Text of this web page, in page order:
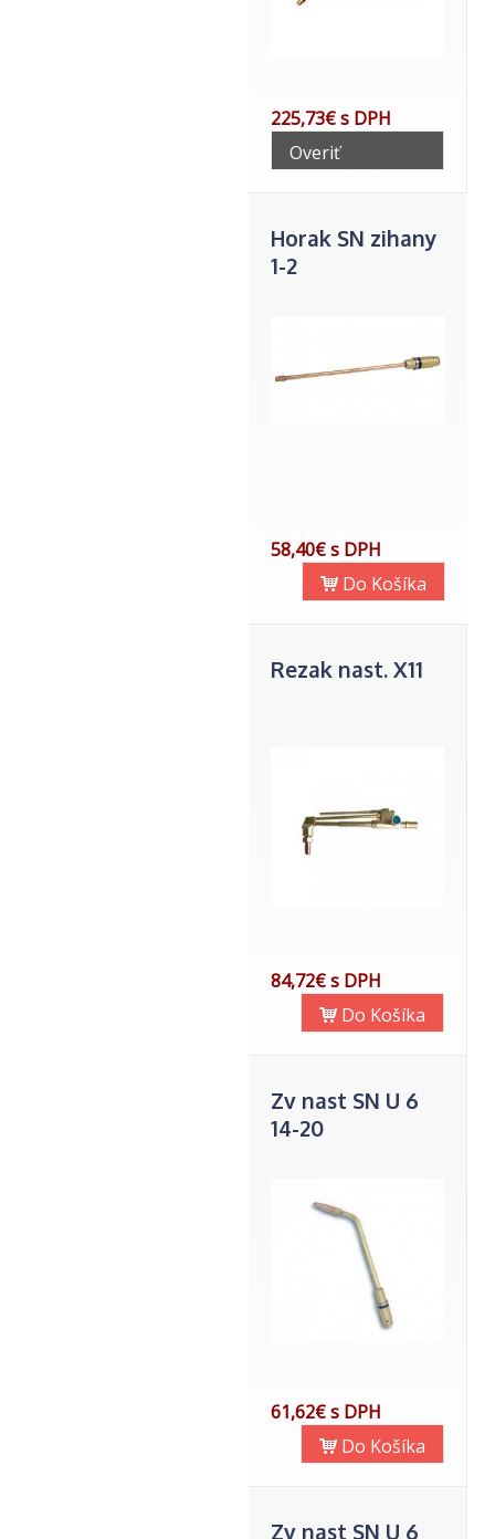
225,73€ s DPH
Overiť
telefonicky
Horak SN zihany
1-2
58,40€ s DPH
Do Košíka
Rezak nast. X11
84,72€ s DPH
Do Košíka
Zv nast SN U 6
14-20
61,62€ s DPH
Do Košíka
Zv nast SN U 6